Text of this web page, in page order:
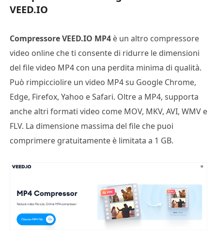
VEED.IO
Compressore VEED.IO MP4 è un altro compressore
video online che ti consente di ridurre le dimensioni
del file video MP4 con una perdita minima di qualità.
Può rimpicciolire un video MP4 su Google Chrome,
Edge, Firefox, Yahoo e Safari. Oltre a MP4, supporta
anche altri formati video come MOV, MKV, AVI, WMV e
FLV. La dimensione massima del file che puoi
comprimere gratuitamente è limitata a 1 GB.